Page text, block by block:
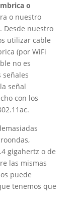
o
o nuestro
Desde nuestro
utilizar cable
(por WiFi
no es
señal
con los
gigahertz o de
las mismas
puede
tenemos que